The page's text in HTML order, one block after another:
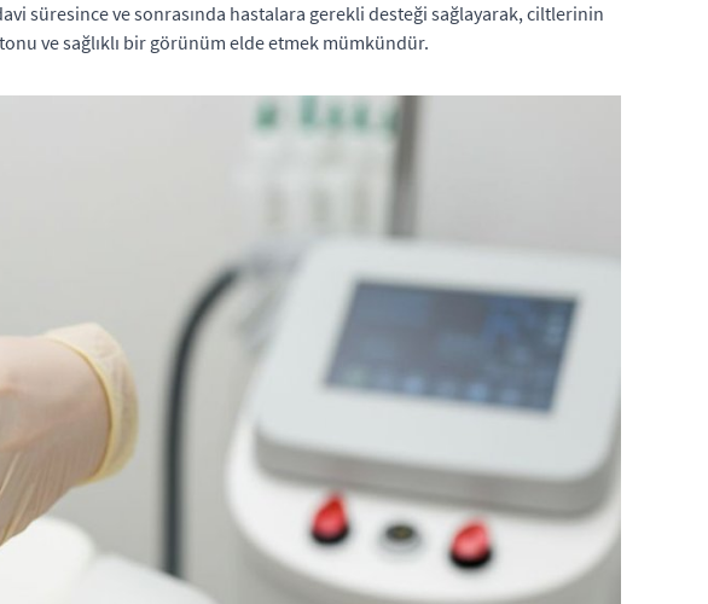
süresince ve sonrasında hastalara gerekli desteği sağlayarak, ciltlerinin
ve sağlıklı bir görünüm elde etmek mümkündür.